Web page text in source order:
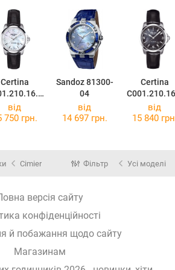
Certina
17.02
Sandoz 81300-
04
Certina
26.00
від
750 грн.
від
14 697 грн.
від
15 840
Cimier Фільтр Усі моделі
версія сайту
конфіденційності
й побажання щодо сайту
Магазинам